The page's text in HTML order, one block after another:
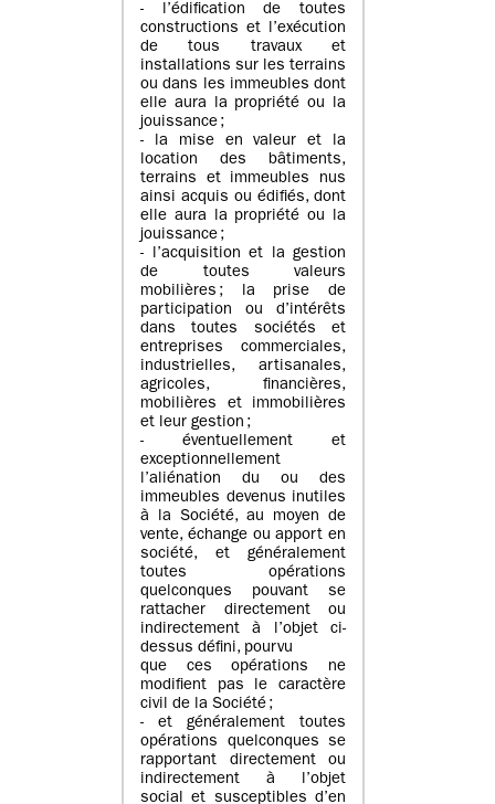
- l’édification de toutes
constructions et l’exécution
de tous travaux et
installations sur les terrains
ou dans les immeubles dont
elle aura la propriété ou la
jouissance ;
- la mise en valeur et la
location des bâtiments,
terrains et immeubles nus
ainsi acquis ou édifiés, dont
elle aura la propriété ou la
jouissance ;
- l’acquisition et la gestion
de toutes valeurs
mobilières ; la prise de
participation ou d’intérêts
dans toutes sociétés et
entreprises commerciales,
industrielles, artisanales,
agricoles, financières,
mobilières et immobilières
et leur gestion ;
- éventuellement et
exceptionnellement
l’aliénation du ou des
immeubles devenus inutiles
à la Société, au moyen de
vente, échange ou apport en
société, et généralement
toutes opérations
quelconques pouvant se
rattacher directement ou
indirectement à l’objet ci-
dessus défini, pourvu
que ces opérations ne
modifient pas le caractère
civil de la Société ;
- et généralement toutes
opérations quelconques se
rapportant directement ou
indirectement à l’objet
social et susceptibles d’en